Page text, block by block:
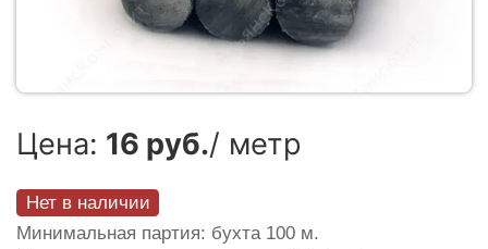
Цена: 16 руб./ метр
Нет в наличии
Минимальная партия: бухта 100 м.